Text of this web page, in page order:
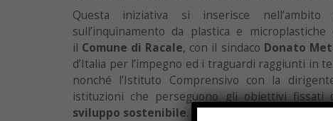
Questa iniziativa si inserisce
sull’inquinamento da plastica e
il Comune di Racale, con il sindaco Donato
d’Italia per l’impegno ed i traguardi raggiunti in
nonché l’Istituto Comprensivo con la
istituzioni che perseguono gli obiettivi
sviluppo sostenibile.